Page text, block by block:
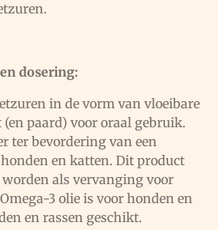
dosering:
in de vorm van vloeibare
paard) voor oraal gebruik.
ter bevordering van een
en katten. Dit product
als vervanging voor
3 olie is voor honden en
en rassen geschikt.